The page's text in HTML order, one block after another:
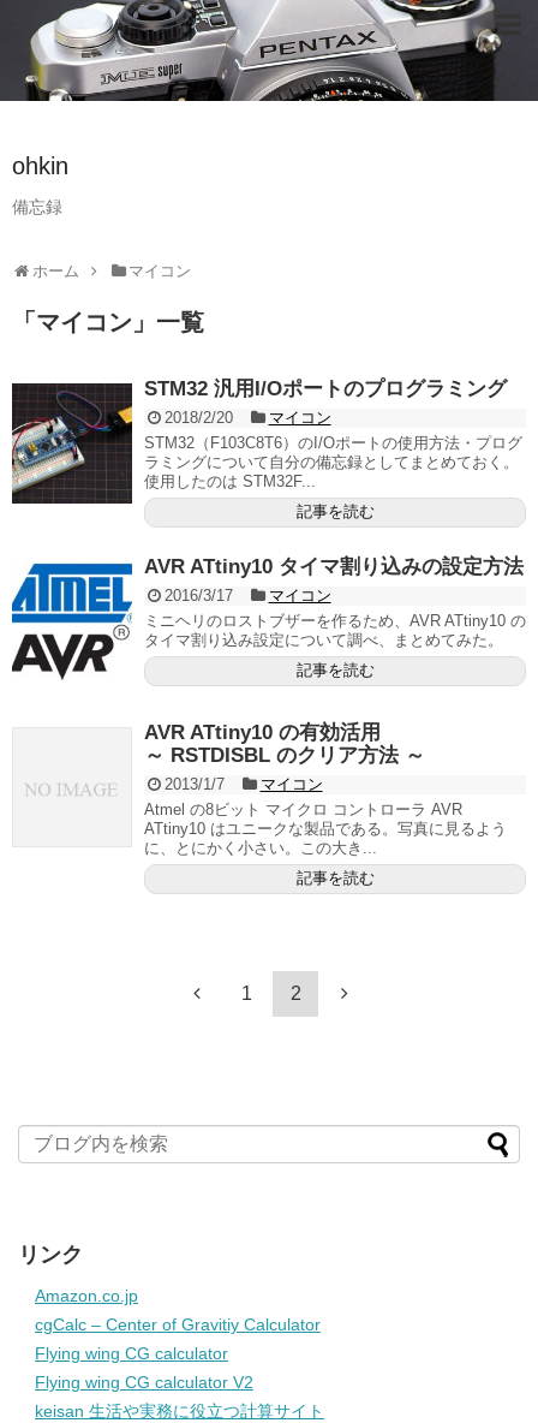
ohkin
備忘録
ホーム マイコン
「 マイコン 」 一覧
STM32 汎用I/Oポートのプログラミング
2018/2/20
マイコン
STM32（F103C8T6）のI/Oポートの使用方法・プログ
ラミングについて自分の備忘録としてまとめておく。
使用したのは STM32F...
記事を読む
AVR ATtiny10 タイマ割り込みの設定方法
2016/3/17
マイコン
ミニヘリのロストブザーを作るため、AVR ATtiny10 の
タイマ割り込み設定について調べ、まとめてみた。
記事を読む
AVR ATtiny10 の有効活用
～ RSTDISBL のクリア方法 ～
2013/1/7
マイコン
Atmel の8ビット マイクロ コントローラ AVR
ATtiny10 はユニークな製品である。写真に見るよう
に、とにかく小さい。この大き...
記事を読む
1 2
リンク
Amazon.co.jp
cgCalc – Center of Gravitiy Calculator
Flying wing CG calculator
Flying wing CG calculator V2
keisan 生活や実務に役立つ計算サイト